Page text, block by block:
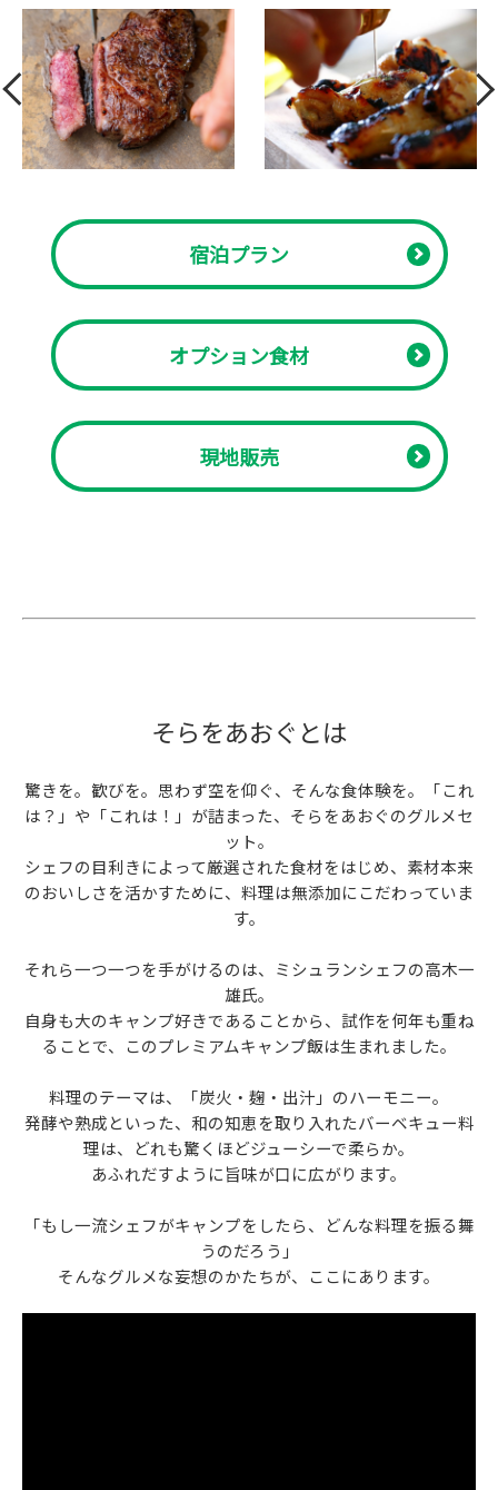
宿泊プラン
オプション食材
現地販売
そらをあおぐとは
驚きを。歓びを。思わず空を仰ぐ、そんな⾷体験を。「これ
は？」や「これは！」が詰まった、そらをあおぐのグルメセ
ット。
シェフの目利きによって厳選された⾷材をはじめ、素材本来
のおいしさを活かすために、料理は無添加にこだわっていま
す。
それら⼀つ⼀つを手がけるのは、ミシュランシェフの高木一
雄氏。
自身も大のキャンプ好きであることから、試作を何年も重ね
ることで、このプレミアムキャンプ飯は⽣まれました。
料理のテーマは、「炭⽕・麹・出汁」のハーモニー。
発酵や熟成といった、和の知恵を取り⼊れたバーベキュー料
理は、どれも驚くほどジューシーで柔らか。
あふれだすように旨味が口に広がります。
「もし⼀流シェフがキャンプをしたら、どんな料理を振る舞
うのだろう」
そんなグルメな妄想のかたちが、ここにあります。